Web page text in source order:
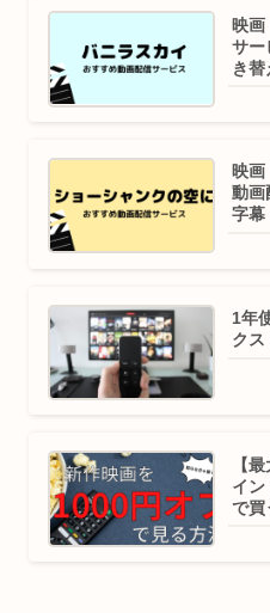
映画
サー
き替
映画
動画
字幕
1年
クス
【
イン
で買